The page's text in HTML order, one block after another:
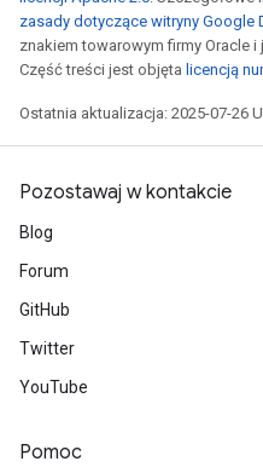
zasady dotyczące witryny Google
znakiem towarowym firmy Oracle
Część treści jest objęta licencją
Ostatnia aktualizacja: 2025-07-26
Pozostawaj w kontakcie
Blog
Forum
GitHub
Twitter
YouTube
Pomoc